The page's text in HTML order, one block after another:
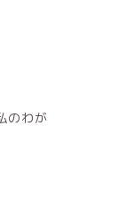
のわが